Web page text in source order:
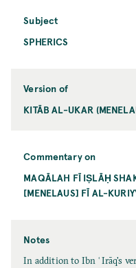
Subject
SPHERICS
Version of
KITĀB AL-UKAR
Commentary on
MAQĀLAH FĪ IṢLĀḤ
[MENELAUS] FĪ AL-
Notes
In addition to Ibn ʿIrāq's